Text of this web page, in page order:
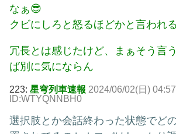
なぁ😎
クビにしろと怒るほどかと言われ
冗長とは感じたけど、まぁそう言
ば別に気にならん
223: 星穹列車速報 2024/06/02(日)
ID:WTYQNNBH0
選択肢とか会話終わった状態でど